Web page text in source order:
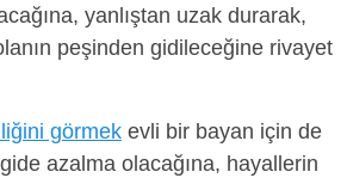
yanlıştan uzak durarak,
peşinden gidileceğine rivayet
görmek evli bir bayan için de
azalma olacağına, hayallerin